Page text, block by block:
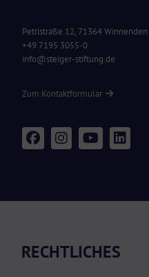
Petristraße 12, 71364 Winnenden
+49 7195 3055-0
info@steiger-stiftung.de
Zum Kontaktformular
RECHTLICHES